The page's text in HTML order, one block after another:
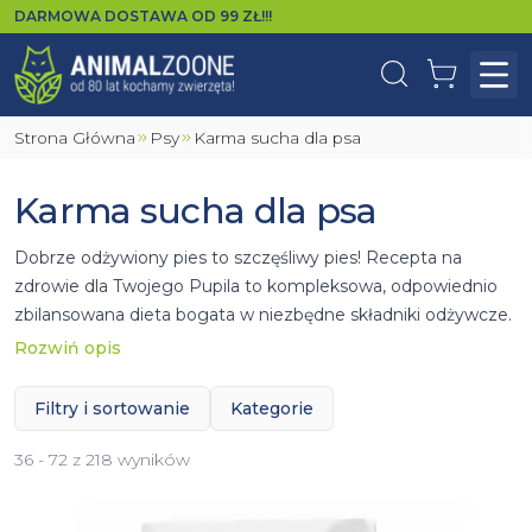
DARMOWA DOSTAWA OD 99 ZŁ!!!
WyszukajKoszyk
Strona Główna Psy Karma sucha dla psa
Karma sucha dla psa
Dobrze odżywiony pies to szczęśliwy pies! Recepta na
zdrowie dla Twojego Pupila to kompleksowa, odpowiednio
zbilansowana dieta bogata w niezbędne składniki odżywcze.
Kluczową rolę w żywieniu czworonoga może odegrać
wachlarzowi karm można dobrać właściwą dla Twojego
psiaka. Pod uwagę należy wziąć kilka aspektów jakimi są
między innymi skład i smak.
popularniejsze alergie i nietolerancje pokarmowe. Dla psów z
Rozwiń opis
Filtry i sortowanie Kategorie
36 - 72 z 218 wyników